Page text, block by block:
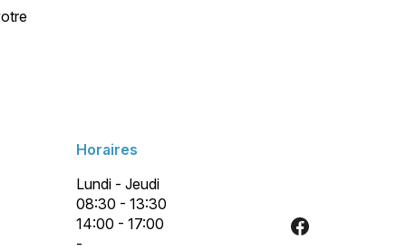
Horaires
Lundi - Jeudi
08:30 - 13:30
14:00 - 17:00
-